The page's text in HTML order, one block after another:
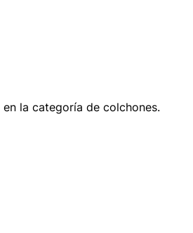
la categoría de colchones.